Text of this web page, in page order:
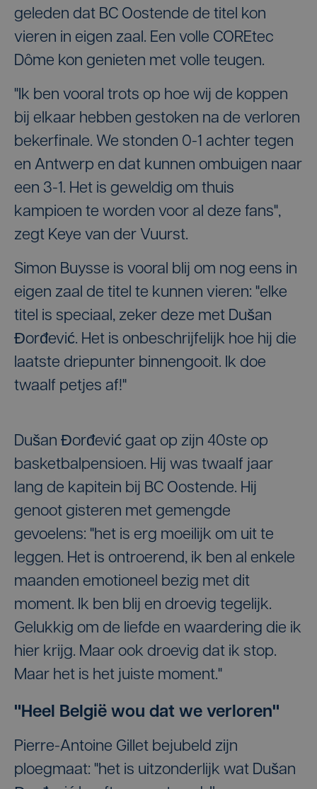
geleden dat BC Oostende de titel kon
vieren in eigen zaal. Een volle COREtec
Dôme kon genieten met volle teugen.
"Ik ben vooral trots op hoe wij de koppen
bij elkaar hebben gestoken na de verloren
bekerfinale. We stonden 0-1 achter tegen
en Antwerp en dat kunnen ombuigen naar
een 3-1. Het is geweldig om thuis
kampioen te worden voor al deze fans",
zegt Keye van der Vuurst.
Simon Buysse is vooral blij om nog eens in
eigen zaal de titel te kunnen vieren: "elke
titel is speciaal, zeker deze met Dušan
Đorđević. Het is onbeschrijfelijk hoe hij die
laatste driepunter binnengooit. Ik doe
twaalf petjes af!"
Dušan Đorđević gaat op zijn 40ste op
basketbalpensioen. Hij was twaalf jaar
lang de kapitein bij BC Oostende. Hij
genoot gisteren met gemengde
gevoelens: "het is erg moeilijk om uit te
leggen. Het is ontroerend, ik ben al enkele
maanden emotioneel bezig met dit
moment. Ik ben blij en droevig tegelijk.
Gelukkig om de liefde en waardering die ik
hier krijg. Maar ook droevig dat ik stop.
Maar het is het juiste moment."
"Heel België wou dat we verloren"
Pierre-Antoine Gillet bejubeld zijn
ploegmaat: "het is uitzonderlijk wat Dušan